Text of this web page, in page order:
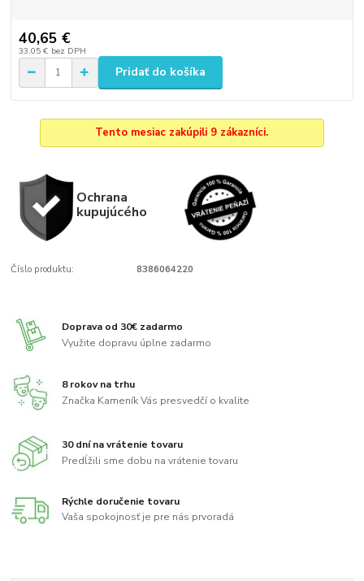
40,65 €
33,05 € bez DPH
Pridať do košíka
Tento mesiac zakúpili 9 zákazníci.
Ochrana
kupujúcého
Číslo produktu: 8386064220
Doprava od 30€ zadarmo
Využite dopravu úplne zadarmo
8 rokov na trhu
Značka Kameník Vás presvedčí o kvalite
30 dní na vrátenie tovaru
Predĺžili sme dobu na vrátenie tovaru
Rýchle doručenie tovaru
Vaša spokojnosť je pre nás prvoradá